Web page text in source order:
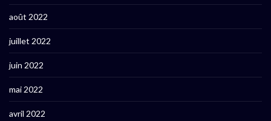
août 2022
juillet 2022
juin 2022
mai 2022
avril 2022